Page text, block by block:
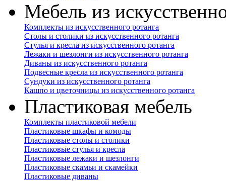
Мебель из
Комплекты из искусственного ротанга
Столы и столики из искусственного ротанга
Стулья и кресла из искусственного ротанга
Лежаки и шезлонги из искусственного ротанга
Диваны из искусственного ротанга
Подвесные кресла из искусственного ротанга
Сундуки из искусственного ротанга
Кашпо и цветочницы из искусственного ротанга
Пластиковая мебель
Комплекты пластиковой мебели
Пластиковые шкафы и комоды
Пластиковые столы и столики
Пластиковые стулья и кресла
Пластиковые лежаки и шезлонги
Пластиковые скамьи и скамейки
Пластиковые диваны